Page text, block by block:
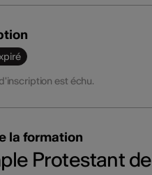
est échu.
la formation
Protestant de